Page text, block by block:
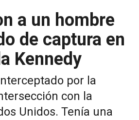
a un hombre
de captura en
Kennedy
por la
con la
Unidos. Tenía una